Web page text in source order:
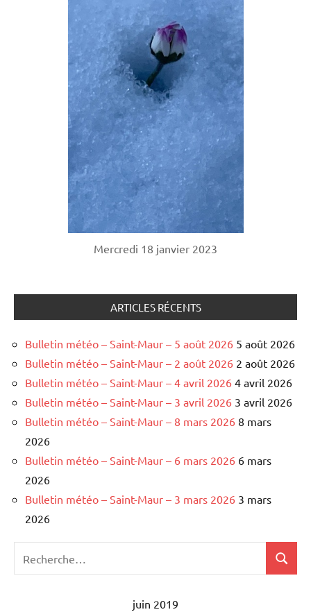
Mercredi 18 janvier 2023
ARTICLES RÉCENTS
Bulletin météo – Saint-Maur – 5 août 2026 5 août 2026
Bulletin météo – Saint-Maur – 2 août 2026 2 août 2026
Bulletin météo – Saint-Maur – 4 avril 2026 4 avril 2026
Bulletin météo – Saint-Maur – 3 avril 2026 3 avril 2026
Bulletin météo – Saint-Maur – 8 mars 2026 8 mars
2026
Bulletin météo – Saint-Maur – 6 mars 2026 6 mars
2026
Bulletin météo – Saint-Maur – 3 mars 2026 3 mars
2026
pour
juin 2019